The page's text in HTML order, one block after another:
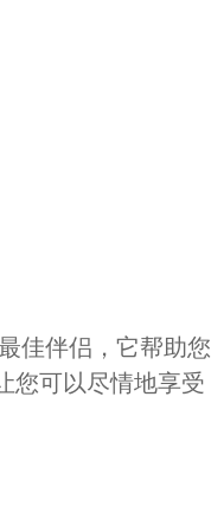
佳伴侣，它帮助您
您可以尽情地享受